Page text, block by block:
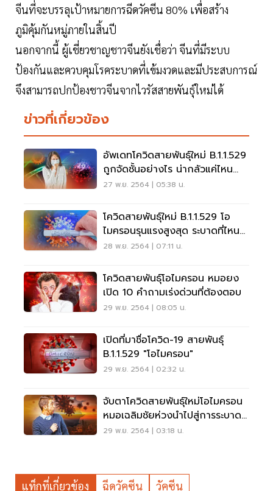
จีนที่จะบรรลุเป้าหมายการฉีดวัคซีน 80% เพื่อสร้าง
ภูมิคุ้มกันหมู่ภายในสิ้นปี
นอกจากนี้ ผู้เชี่ยวชาญชาวจีนยังเชื่อว่า จีนที่มีระบบ
ป้องกันและควบคุมโรคระบาดที่เข้มงวดและมีประสบการณ์
จึงสามารถปกป้องชาวจีนจากไวรัสสายพันธุ์ใหม่ได้
ข่าวที่เกี่ยวข้อง
อัพเดทโควิดสายพันธุ์ใหม่ B.1.1.529
ถูกจัดชั้นอย่างไร น่ากลัวแค่ไหน
เช็กเลย
27 พ.ย. 2564 | 05:38 น.
โควิดสายพันธุ์ใหม่ B.1.1.529 โอ
ไมครอนรุนแรงสูงสุด ระบาดที่ไหน
บ้าง เช็กเลย
28 พ.ย. 2564 | 07:11 น.
โควิดสายพันธุ์โอไมครอน หมอยง
เปิด 10 คำถามเร่งด่วนที่ต้องตอบ
29 พ.ย. 2564 | 08:05 น.
เปิดที่มาชื่อโควิด-19 สายพันธุ์
B.1.1.529 "โอไมครอน"
29 พ.ย. 2564 | 02:32 น.
จับตาโควิดสายพันธุ์ใหม่โอไมครอน
หมอเฉลิมชัยห่วงนำไปสู่การระบาด
ระลอกใหม่
29 พ.ย. 2564 | 03:18 น.
แท็กที่เกี่ยวข้อง ฉีดวัคซีน วัคซีน